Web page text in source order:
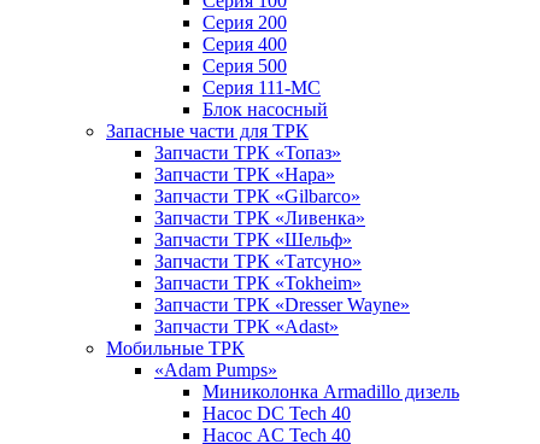
Серия 200
Серия 400
Серия 500
Серия 111-МС
Блок насосный
Запасные части для ТРК
Запчасти ТРК «Топаз»
Запчасти ТРК «Нара»
Запчасти ТРК «Gilbarco»
Запчасти ТРК «Ливенка»
Запчасти ТРК «Шельф»
Запчасти ТРК «Татсуно»
Запчасти ТРК «Tokheim»
Запчасти ТРК «Dresser Wayne»
Запчасти ТРК «Adast»
Мобильные ТРК
«Adam Pumps»
Миниколонка Armadillo дизель
Насос DC Tech 40
Насос AC Tech 40